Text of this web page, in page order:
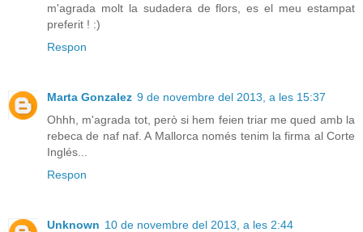
m'agrada molt la sudadera de flors, es el meu estampat
preferit ! :)
Respon
Marta Gonzalez 9 de novembre del 2013, a les 15:37
Ohhh, m'agrada tot, però si hem feien triar me qued amb la
rebeca de naf naf. A Mallorca només tenim la firma al Corte
Inglés...
Respon
Unknown 10 de novembre del 2013, a les 2:44